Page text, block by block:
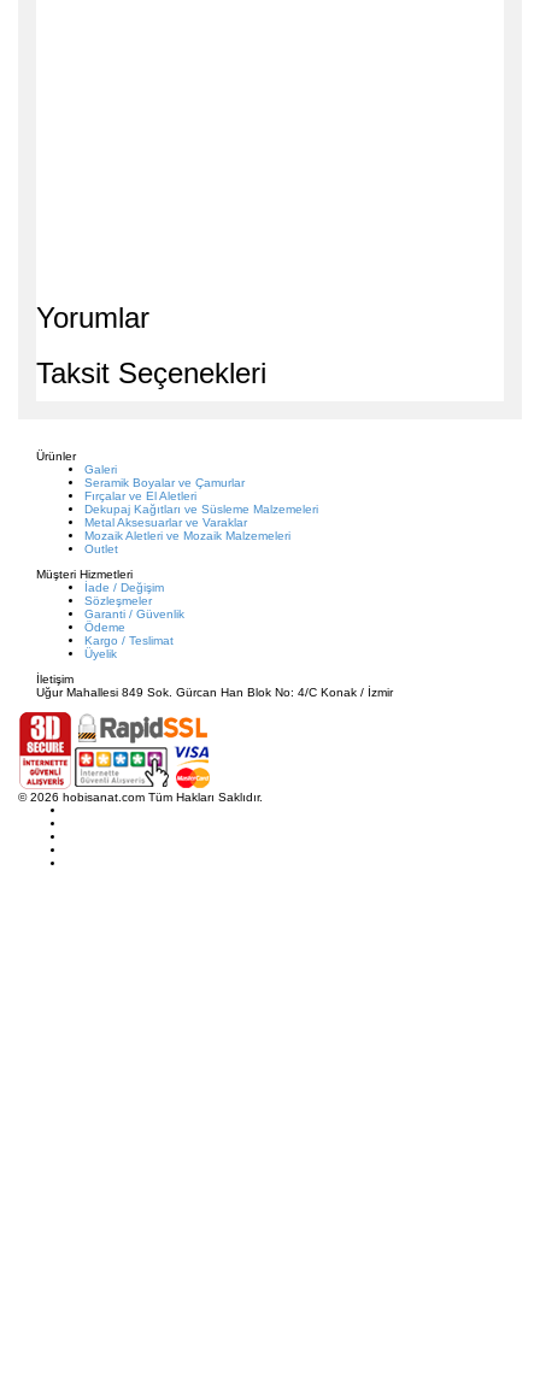
Yorumlar
Taksit Seçenekleri
Ürünler
Galeri
Seramik Boyalar ve Çamurlar
Fırçalar ve El Aletleri
Dekupaj Kağıtları ve Süsleme Malzemeleri
Metal Aksesuarlar ve Varaklar
Mozaik Aletleri ve Mozaik Malzemeleri
Outlet
Müşteri Hizmetleri
İade / Değişim
Sözleşmeler
Garanti / Güvenlik
Ödeme
Kargo / Teslimat
Üyelik
İletişim
Uğur Mahallesi 849 Sok. Gürcan Han Blok No: 4/C Konak / İzmir
© 2026 hobisanat.com Tüm Hakları Saklıdır.